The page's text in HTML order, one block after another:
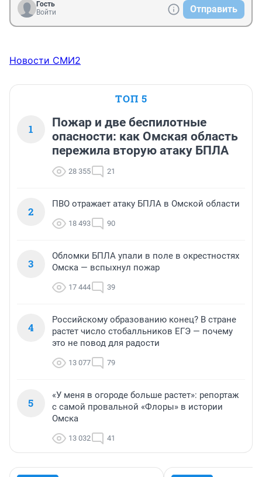
Гость
Войти
Отправить
Новости СМИ2
ТОП 5
1
Пожар и две беспилотные
опасности: как Омская область
пережила вторую атаку БПЛА
28 355 21
2
ПВО отражает атаку БПЛА в Омской области
18 493 90
3
Обломки БПЛА упали в поле в окрестностях
Омска — вспыхнул пожар
17 444 39
4
Российскому образованию конец? В стране
растет число стобалльников ЕГЭ — почему
это не повод для радости
13 077 79
5
«У меня в огороде больше растет»: репортаж
с самой провальной «Флоры» в истории
Омска
13 032 41